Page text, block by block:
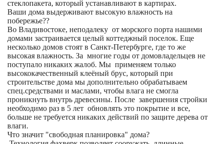
стеклопакета, который устанавливают в картирах.
Ваши дома выдерживают высокую влажность на
побережье??
Во Владивостоке, неподалеку от морского порта нашими
домами застраивается целый коттеджный поселок. Еще
несколько домов стоят в Санкт-Петербурге, где то же
высокая влажность. За многие годы от домовладельцев не
поступало никаких жалоб. Мы применяем только
высококачественный клеёный брус, который при
строительстве дома мы дополнительно обрабатываем
спец.средствами и маслами, чтобы влага не смогла
проникнуть внутрь древесины. После завершения стройки
необходимо раз в 5 лет обновлять это покрытие и все,
больше не требуется никаких действий по защите дерева от
влаги.
Что значит "свободная планировка" дома?